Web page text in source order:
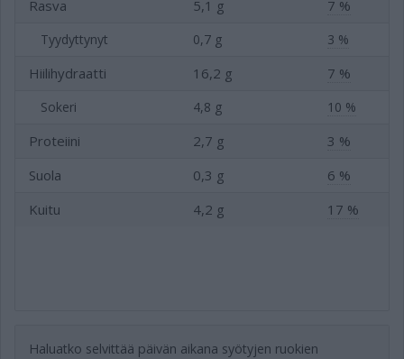
Rasva
5,1 g 7 %
Tyydyttynyt 0,7 g 3 %
Hiilihydraatti 16,2 g 7 %
Sokeri 4,8 g 10 %
Proteiini 2,7 g
3 %
Suola
0,3 g
6 %
Kuitu
4,2 g 17 %
Haluatko selvittää päivän aikana syötyjen ruokien